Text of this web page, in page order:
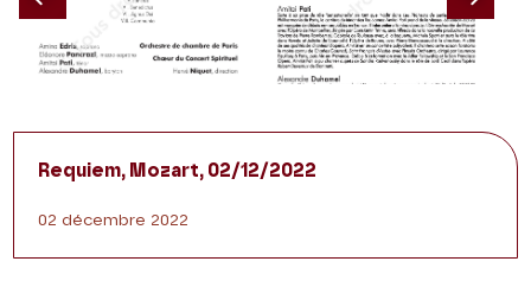
Previous
Requiem, Mozart, 02/12/2022
02 décembre 2022